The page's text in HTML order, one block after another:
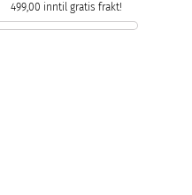
499,00 inntil gratis frakt!